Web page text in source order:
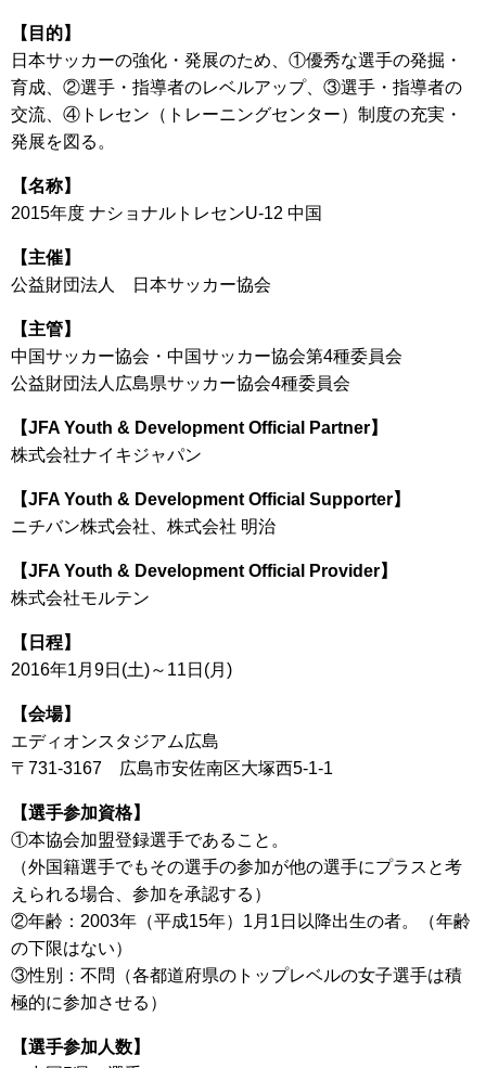
【目的】
日本サッカーの強化・発展のため、①優秀な選手の発掘・
育成、②選手・指導者のレベルアップ、③選手・指導者の
交流、④トレセン（トレーニングセンター）制度の充実・
発展を図る。
【名称】
2015年度 ナショナルトレセンU-12 中国
【主催】
公益財団法人 日本サッカー協会
【主管】
中国サッカー協会・中国サッカー協会第4種委員会
公益財団法人広島県サッカー協会4種委員会
【JFA Youth & Development Official Partner】
株式会社ナイキジャパン
【JFA Youth & Development Official Supporter】
ニチバン株式会社、株式会社 明治
【JFA Youth & Development Official Provider】
株式会社モルテン
【日程】
2016年1月9日(土)～11日(月)
【会場】
エディオンスタジアム広島
〒731-3167 広島市安佐南区大塚西5-1-1
【選手参加資格】
①本協会加盟登録選手であること。
（外国籍選手でもその選手の参加が他の選手にプラスと考
えられる場合、参加を承認する）
②年齢：2003年（平成15年）1月1日以降出生の者。（年齢
の下限はない）
③性別：不問（各都道府県のトップレベルの女子選手は積
極的に参加させる）
【選手参加人数】